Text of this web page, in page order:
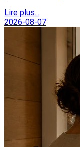
Lire plus...
2026-08-07